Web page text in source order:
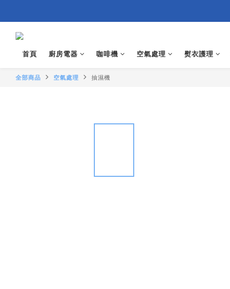
首頁 廚房電器 咖啡機 空氣處理 熨衣護理
全部商品 空氣處理 抽濕機